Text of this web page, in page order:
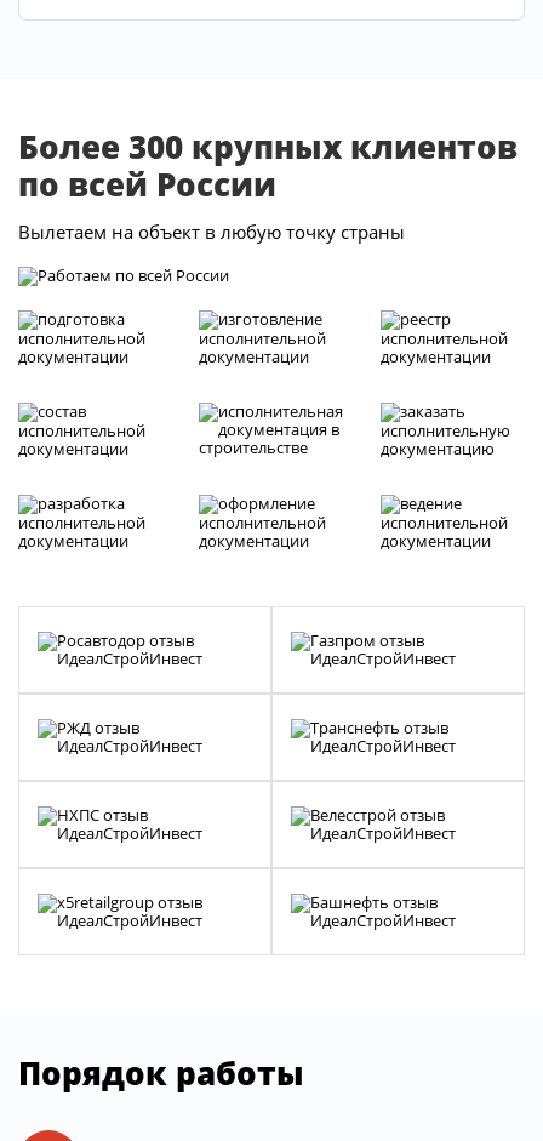
Более 300 крупных клиентов
по всей России
Вылетаем на объект в любую точку страны
Порядок работы